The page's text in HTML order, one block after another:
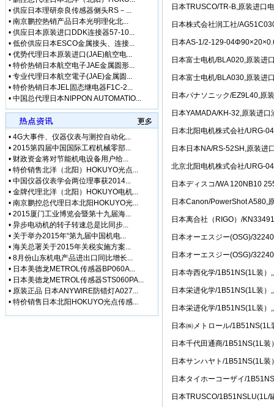
• [网站公告] 低价现货
• [网站公告] 金属电铸
• [网站公告] 三菱变频
• [网站公告]
三菱电
• [网站公告] 三键接着
• [网站公告] 中村
• [网站公告] 住友
• [网站公告] 住友
• [网站公告] 佐藤制油
• [最新快讯] 微软3.5
• [最新通知] 日本松下
• [网站公告] 专业销售
• [网站公告]
【鹏控
• [网站公告] 增田
• [网站公告] 太平贸易
• [网站公告] 小西
• [网站公告] 2019-
• [网站公告] 指月制作
• [网站公告] 新大陆
• [网站公告] 昭和测
• [网站公告] 松下控制
武藏
• 供应日本理研奈良传感器侧头RS－...
• 南京鹏控热销产品日本光明理化北...
• 供应日本原装进口DDK连接器57-10...
• 低价供应日本ESCO金属接头、连接...
• 优势代理日本原装进口(JAE)航空电...
• 特价热销日本航空电子JAE金属圆形...
• 专业代理日本航空電子(JAE)金属圆...
• 特价热销日本JEL固态继电器F1C-2...
• 中国总代理日本NIPPON AUTOMATIO...
• 4G大事件、仪器仪表与测控自动化...
• 2015第四届中国国际工程机械零部...
• 财政资金将对节能机电设备用户给...
• 特价销售北洋（北阳）HOKUYO光点...
• 中国仪器仪表学会两位理事获2014...
• 金牌代理北洋（北阳）HOKUYO电机...
• 南京鹏控总代理日本北阳HOKUYO光...
• 2015厦门工业博览会暨第十九届海...
• 异步电动机的转子转速总是比同步...
• 关于举办2015年“第九届中国机电...
• 海关总署关于2015年关税实施方案...
• 8月份山东机电产品进出口同比增长...
• 日本美德龙METROL传感器BP060A...
• 日本美德龙METROL传感器STS060PA...
• 原装正品 日本ANYWIRE防错灯A027...
• 特价销售日本北阳HOKUYO光点传感...
日本TRUSCO/TR-B,原装进口
日本株式会社润工社/
日本AS-1/2-129-
日本富士电机/BLA020,原装进
日本富士电机/BLA030,原装进
日本パナソニック/EZ9L40,原
日本YAMADA/KH-32,原装进
日本北阳电机株式会社/URG-
日本日本NA/RS-52SH,原装进
北京北阳电机株式会社/URG-
日本ディスコ/WA 120NB10
日本Canon/PowerShot A580,
日本离合社（RIGO）/
日本オーエスジー(OSG)/
日本オーエスジー(OSG)/
日本寺西化学/1B51NS(1L装
日本栄进化学/1B51NS(1L装
日本栄进化学/1B51NS(1L装
日本㈱メトロール/
日本千代田通商/1B51NS(1L
日本サンハヤト/1B51NS(1L
日本タイホーコーザイ/
日本TRUSCO/1B51NSLU(1L/